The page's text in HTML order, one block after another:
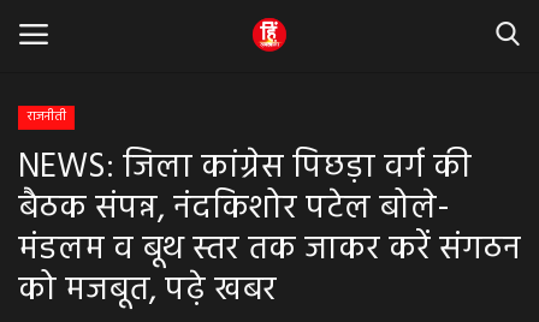
Home
धर्म & ज्योतिष
बड़ी खबर
राजनीती
NEWS: जिला कांग्रेस पिछड़ा वर्ग की
बैठक संपन्न, नंदकिशोर पटेल बोले-
मंडलम व बूथ स्तर तक जाकर करें संगठन
को मजबूत, पढ़े खबर